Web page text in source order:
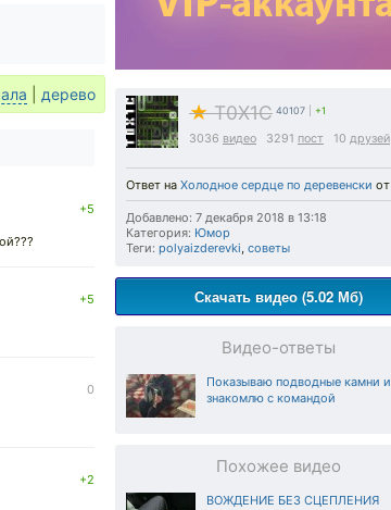
★T0X1C 40107 +1
3036 видео 3291 пост 10 друзей
Ответ на Холодное сердце по деревенски от
Добавлено: 7 декабря 2018 в 13:18
Категория: Юмор
Теги: polyaizderevki, советы
Скачать видео (5.02 Мб)
Видео-ответы
Показываю подводные камни и
знакомлю с командой
Похожее видео
ВОЖДЕНИЕ БЕЗ СЦЕПЛЕНИЯ
дерево
+5
+5
0
+2